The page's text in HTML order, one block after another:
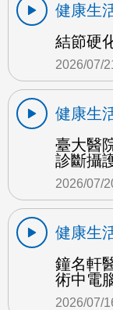
健康生
結節硬
2026/07/
健康生
臺大醫
診斷攝
2026/07/
健康生
鐘名軒
術中電
2026/07/